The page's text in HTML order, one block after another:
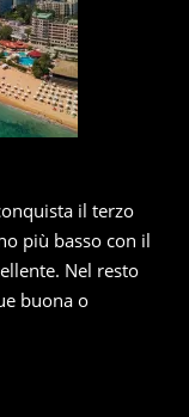
il terzo
più basso con il
Nel resto
buona o